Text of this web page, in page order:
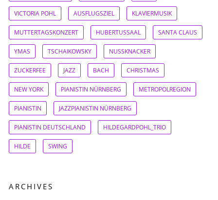
VICTORIA POHL AUSFLUGSZIEL KLAVIERMUSIK
MUTTERTAGSKONZERT HUBERTUSSAAL SANTA CLAUS
YMAS TSCHAIKOWSKY NUSSKNACKER
ZUCKERFEE JAZZ BACH CHRISTMAS
NEW YORK PIANISTIN NÜRNBERG METROPOLREGION
PIANISTIN JAZZPIANISTIN NÜRNBERG
PIANISTIN DEUTSCHLAND HILDEGARDPOHL_TRIO
HILDE SWING
ARCHIVES